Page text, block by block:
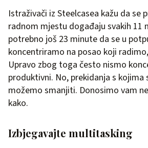
Istraživači iz Steelcasea kažu da se
radnom mjestu događaju svakih 11
potrebno još 23 minute da se u
koncentriramo na posao koji radimo,
Upravo zbog toga često nismo
produktivni. No, prekidanja s kojima
možemo smanjiti. Donosimo vam
kako.
Izbjegavajte multitasking